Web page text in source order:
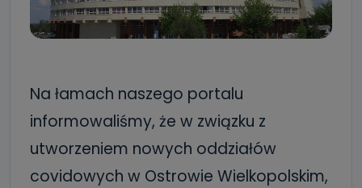
Na łamach naszego portalu
informowaliśmy, że w związku z
utworzeniem nowych oddziałów
covidowych w Ostrowie Wielkopolskim,